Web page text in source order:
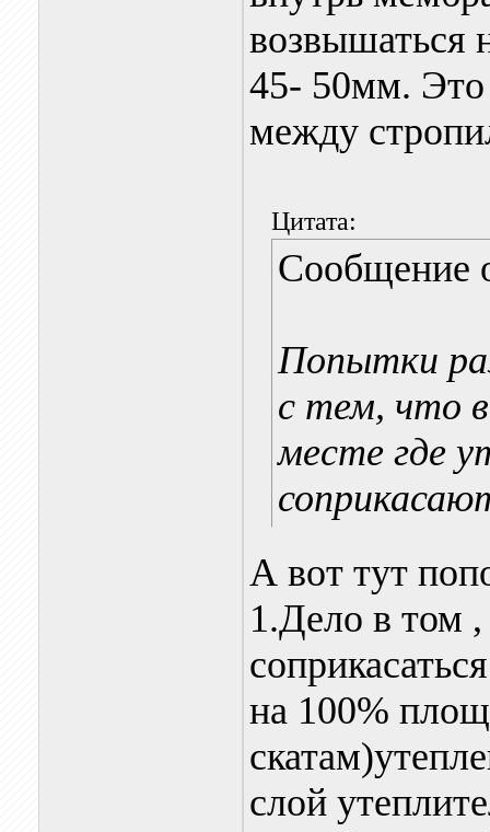
возвышаться
45- 50мм. Это
между
Цитата:
Сообщение
Попытки
с тем, что
месте где
А вот тут
1.Дело в том
на 100%
слой